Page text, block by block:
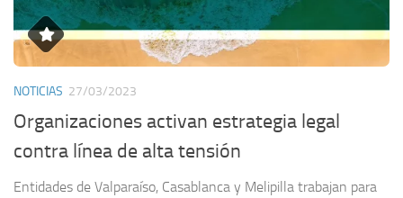
NOTICIAS 27/03/2023
Organizaciones activan estrategia legal
contra línea de alta tensión
Entidades de Valparaíso, Casablanca y Melipilla trabajan para